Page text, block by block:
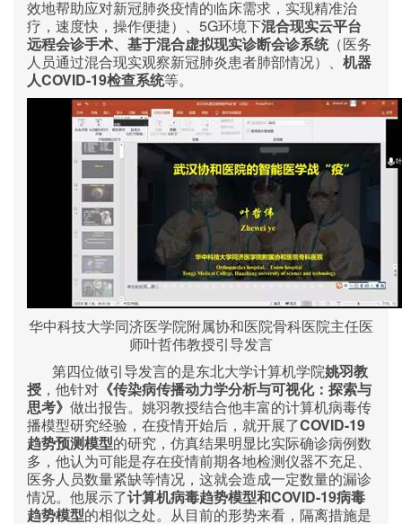
效地帮助应对新冠肺炎疫情的临床需求，实现精准治
疗，速度快，操作便捷）、 5G环境下混合现实云平台
远程会诊手术、基于混合虚拟现实诊断会诊系统（医务
人员通过混合现实观察新冠肺炎患者肺部情况）、 机器
人COVID-19检查系统等。
华中科技大学同济医学院附属协和医院骨科医院主任医
师叶哲伟教授引导发言
第四位做引导发言的是东北大学计算机学院姚羽教
授 ，他针对 《传染病传播动力学分析与可视化：探索与
思考》 做出报告。姚羽教授结合他丰富的计算机病毒传
播模型研究经验，在疫情开始后，就开展了COVID-19
趋势预测模型的研究，仿真结果明显比实际确诊病例数
多，他认为可能是存在疫情前期各地检测仪器不充足、
医务人员数量紧缺等情况，这就会造成一定数量的漏诊
情况。他展示了计算机病毒趋势模型和COVID-19病毒
趋势模型的相似之处。从目前的形势来看，隔离措施是